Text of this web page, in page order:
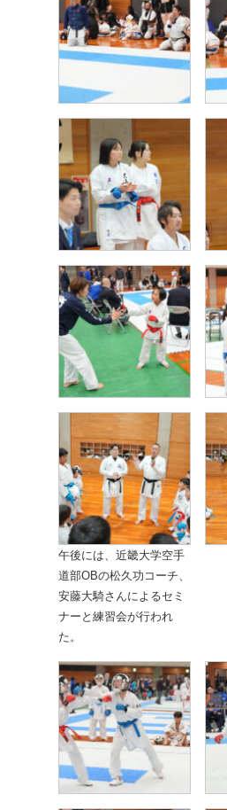
午後には、近畿大学空手
道部OBの松久功コーチ、
安藤大騎さんによるセミ
ナーと練習会が行われ
た。